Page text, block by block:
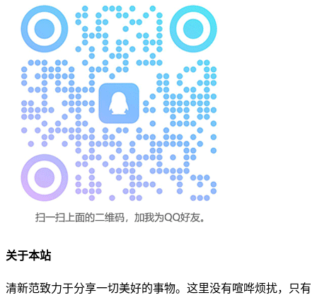
关于本站
清新范致力于分享一切美好的事物。这里没有喧哗烦扰，只有